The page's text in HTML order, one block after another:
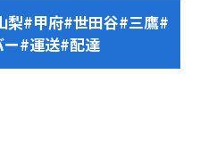
梨#甲府#世田谷#三鷹#
#運送#配達